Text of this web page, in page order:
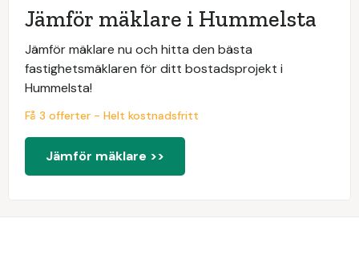
Jämför mäklare i Hummelsta
Jämför mäklare nu och hitta den bästa
fastighetsmäklaren för ditt bostadsprojekt i
Hummelsta!
Få 3 offerter - Helt kostnadsfritt
Jämför mäklare >>